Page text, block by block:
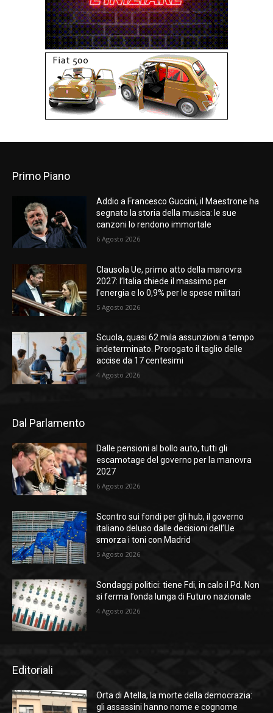
Primo Piano
Addio a Francesco Guccini, il Maestrone ha
segnato la storia della musica: le sue
canzoni lo rendono immortale
6 Agosto 2026
Clausola Ue, primo atto della manovra
2027: l’Italia chiede il massimo per
l’energia e lo 0,9% per le spese militari
5 Agosto 2026
Scuola, quasi 62 mila assunzioni a tempo
indeterminato. Prorogato il taglio delle
accise da 17 centesimi
4 Agosto 2026
Dal Parlamento
Dalle pensioni al bollo auto, tutti gli
escamotage del governo per la manovra
2027
6 Agosto 2026
Scontro sui fondi per gli hub, il governo
italiano deluso dalle decisioni dell’Ue
smorza i toni con Madrid
5 Agosto 2026
Sondaggi politici: tiene Fdi, in calo il Pd. Non
si ferma l’onda lunga di Futuro nazionale
4 Agosto 2026
Editoriali
Orta di Atella, la morte della democrazia:
gli assassini hanno nome e cognome